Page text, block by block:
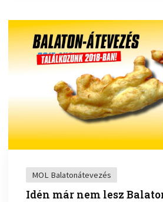
MOL Balatonátevezés
Idén már nem lesz